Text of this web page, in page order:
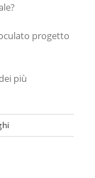
progetto
più